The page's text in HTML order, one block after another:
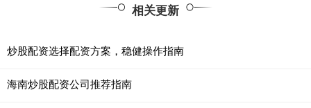
相关更新
炒股配资选择配资方案，稳健操作指南
海南炒股配资公司推荐指南